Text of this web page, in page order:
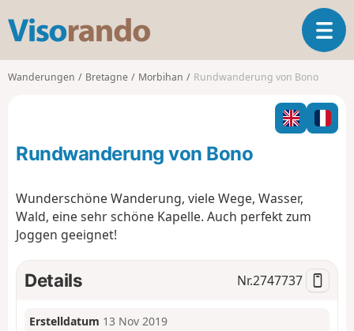
s
o
o
T
o
l
n
o
n
Wanderungen Bretagne Morbihan Rundwanderung von Bono
Rundwanderung von Bono
Wunderschöne Wanderung, viele Wege, Wasser,
Wald, eine sehr schöne Kapelle. Auch perfekt zum
Joggen geeignet!
Details Nr.2747737
Erstelldatum 13 Nov 2019